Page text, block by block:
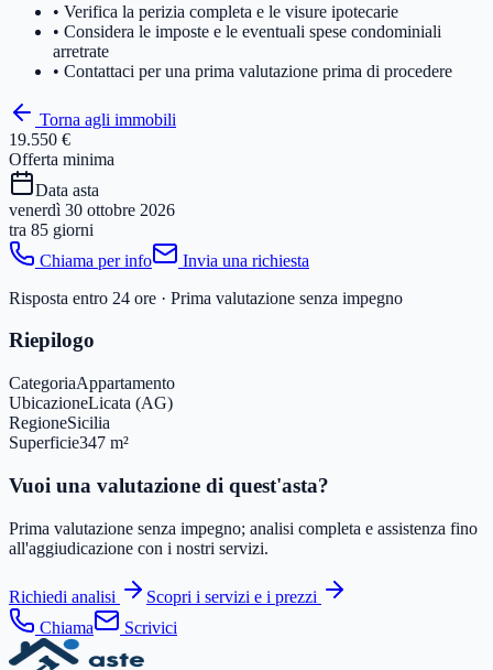
• Verifica la perizia completa e le visure ipotecarie
• Considera le imposte e le eventuali spese condominiali
arretrate
• Contattaci per una prima valutazione prima di procedere
Torna agli immobili
19.550 €
Offerta minima
Data asta
venerdì 30 ottobre 2026
tra 85 giorni
Chiama per info
Invia una richiesta
Risposta entro 24 ore · Prima valutazione senza impegno
Riepilogo
CategoriaAppartamento
UbicazioneLicata (AG)
RegioneSicilia
Superficie347 m²
Vuoi una valutazione di quest'asta?
Prima valutazione senza impegno; analisi completa e assistenza fino
all'aggiudicazione con i nostri servizi.
Richiedi analisi
Scopri i servizi e i prezzi
Chiama
Scrivici